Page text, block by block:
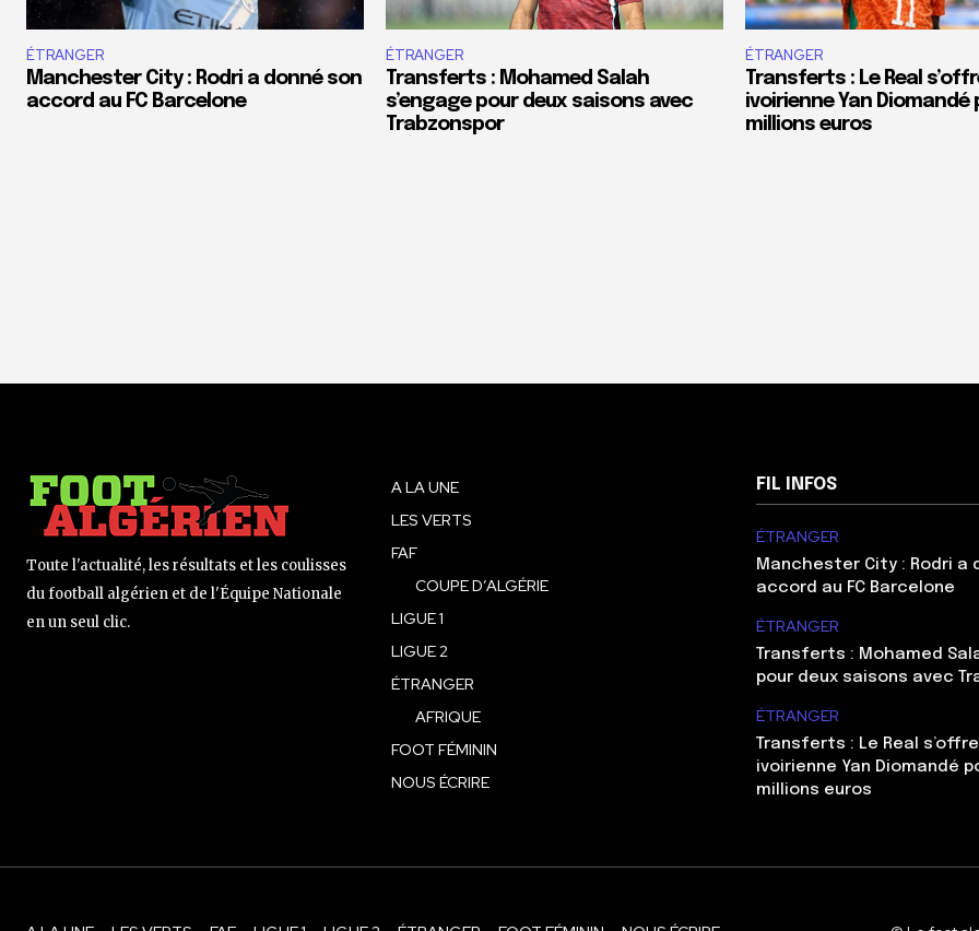
ÉTRANGER
Manchester City : Rodri a donné son
accord au FC Barcelone
ÉTRANGER
Transferts : Mohamed Salah
s’engage pour deux saisons avec
Trabzonspor
ÉTRANGER
Transferts : Le Real
ivoirienne Yan Diomandé
millions euros
Toute l'actualité, les résultats et les coulisses
du football algérien et de l'Équipe Nationale
en un seul clic.
A LA UNE
LES VERTS
FAF
COUPE D’ALGÉRIE
LIGUE 1
LIGUE 2
ÉTRANGER
AFRIQUE
FOOT FÉMININ
NOUS ÉCRIRE
FIL INFOS
ÉTRANGER
Manchester City : Rodri a
accord au FC Barcelone
ÉTRANGER
Transferts : Mohamed
pour deux saisons avec
ÉTRANGER
Transferts : Le Real
ivoirienne Yan Diomandé
millions euros